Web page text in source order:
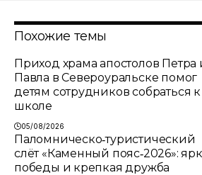
Похожие темы
Приход храма апостолов Петра
Павла в Североуральске помог
детям сотрудников собраться к
школе
05/08/2026
Паломническо‑туристический
слёт «Каменный пояс‑2026»:
победы и крепкая дружба